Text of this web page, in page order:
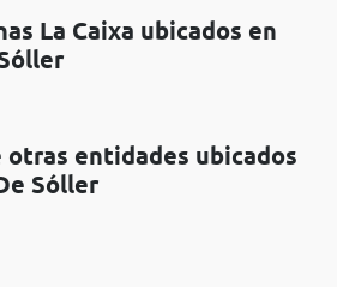
La Caixa ubicados en
otras entidades ubicados
Sóller